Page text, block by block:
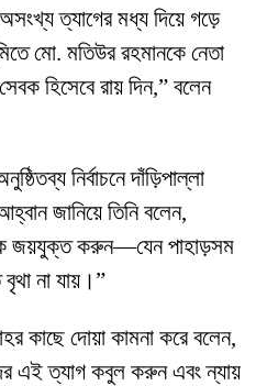
ত্যাগের মধ্য দিয়ে গড়ে
মো. মতিউর রহমানকে নেতা
হিসেবে রায় দিন,” বলেন
নির্বাচনে দাঁড়িপাল্লা
জানিয়ে তিনি বলেন,
জয়যুক্ত করুন—যেন পাহাড়সম
না যায়।”
কাছে দোয়া কামনা করে বলেন,
এই ত্যাগ কবুল করুন এবং ন্যায়